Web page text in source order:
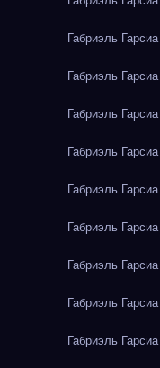
Габриэль
Габриэль
Габриэль
Габриэль
Габриэль
Габриэль
Габриэль
Габриэль
Габриэль